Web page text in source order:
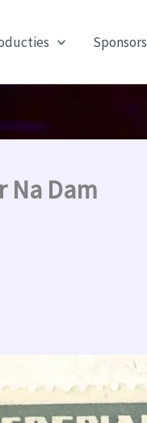
Sponsors
Na Dam